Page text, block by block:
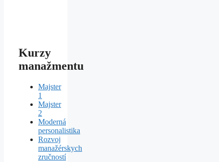
Kurzy
manažmentu
Majster
1
Majster
2
Moderná
personalistika
Rozvoj
manažérskych
zručností